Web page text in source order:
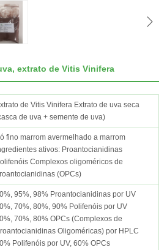
extrato de Vitis Vinifera
de Vitis Vinifera Extrato de uva seca
de uva + semente de uva)
fino marrom avermelhado a marrom
ativos: Proantocianidinas
Complexos oligoméricos de
(OPCs)
95%, 98% Proantocianidinas por UV
70%, 80%, 90% Polifenóis por UV
70%, 80% OPCs (Complexos de
Oligoméricas) por HPLC
Polifenóis por UV, 60% OPCs